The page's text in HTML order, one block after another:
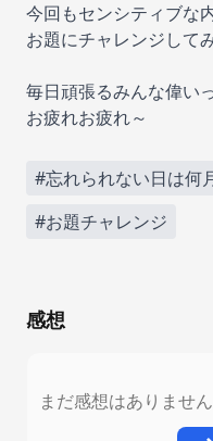
今回もセンシティブな
お題にチャレンジして
毎日頑張るみんな偉い
お疲れお疲れ～
#忘れられない日は何
#お題チャレンジ
感想
まだ感想はありませ